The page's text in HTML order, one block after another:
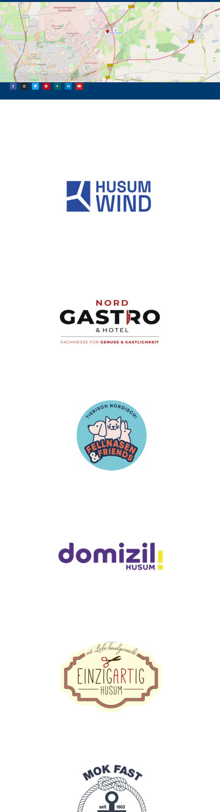
© OpenStreetMapcontributors